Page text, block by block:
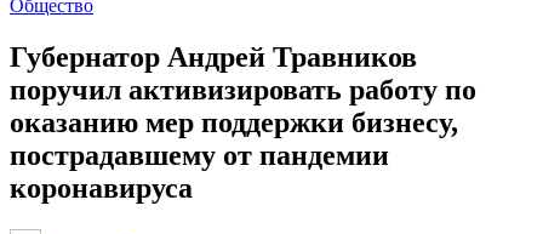
Общество
Губернатор Андрей Травников
поручил активизировать работу по
оказанию мер поддержки бизнесу,
пострадавшему от пандемии
коронавируса